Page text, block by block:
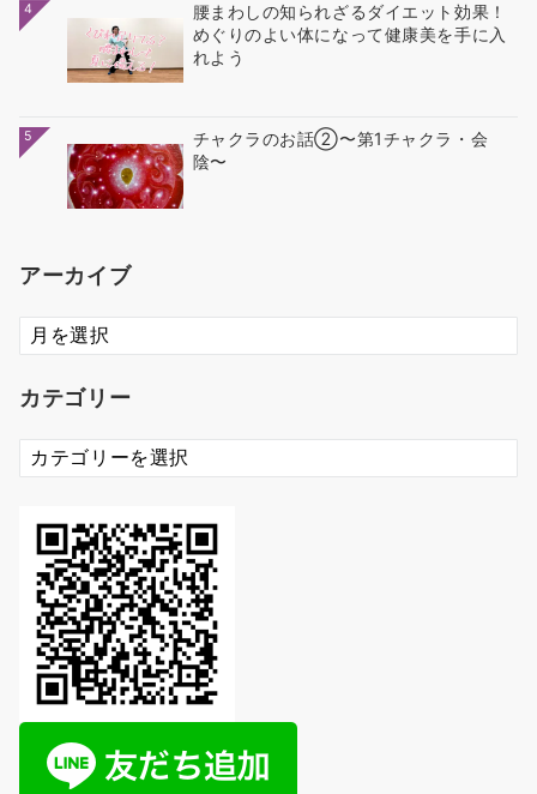
4
腰まわしの知られざるダイエット効果！
めぐりのよい体になって健康美を手に入
れよう
5
チャクラのお話②〜第1チャクラ・会
陰〜
アーカイブ
ア
ー
イ
カテゴリー
カ
テ